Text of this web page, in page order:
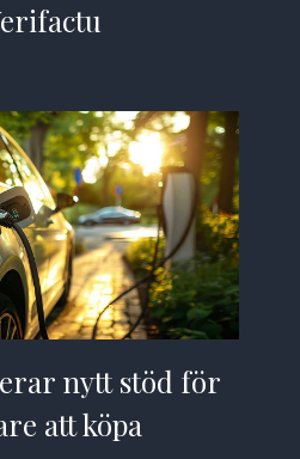
nytt stöd för
att köpa